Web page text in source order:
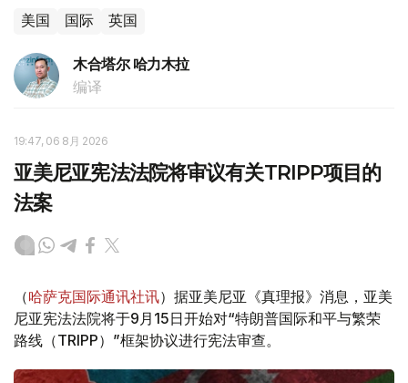
美国 国际 英国
木合塔尔 哈力木拉
编译
19:47, 06 8月 2026
亚美尼亚宪法法院将审议有关TRIPP项目的
法案
（哈萨克国际通讯社讯）据亚美尼亚《真理报》消息，亚美
尼亚宪法法院将于9月15日开始对“特朗普国际和平与繁荣
路线（TRIPP）”框架协议进行宪法审查。